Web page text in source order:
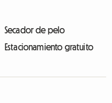
Secador de pelo
Estacionamiento gratuito